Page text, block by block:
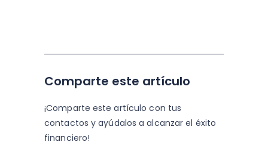
Comparte este artículo
¡Comparte este artículo con tus
contactos y ayúdalos a alcanzar el éxito
financiero!